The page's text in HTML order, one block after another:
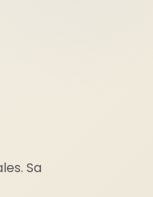
Sa